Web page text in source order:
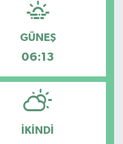
GÜNEŞ
06:13
İKINDI